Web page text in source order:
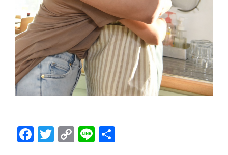
F T C Li